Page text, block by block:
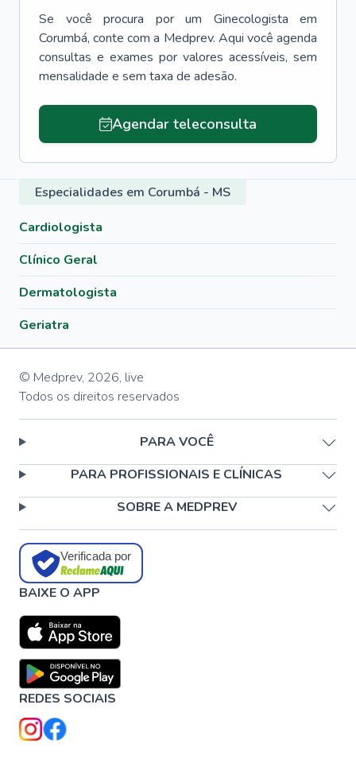
Se você procura por um Ginecologista
em
Corumbá, conte com a Medprev. Aqui você agenda
consultas e exames por valores acessíveis, sem
mensalidade e sem taxa de adesão.
Agendar teleconsulta
Especialidades em Corumbá - MS
Cardiologista
Clínico Geral
Dermatologista
Geriatra
© Medprev, 2026, live
Todos os direitos reservados
PARA VOCÊ
PARA PROFISSIONAIS E CLÍNICAS
SOBRE A MEDPREV
Verificada por
BAIXE O APP
REDES SOCIAIS